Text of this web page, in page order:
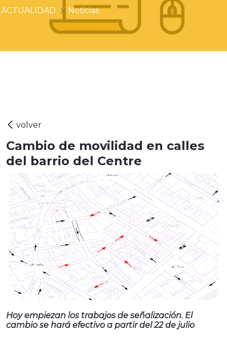
ACTUALIDAD Noticias
Cambio de movilidad en calles
del barrio del Centre
Hoy empiezan los trabajos de señalización. El
cambio se hará efectivo a partir del 22 de julio